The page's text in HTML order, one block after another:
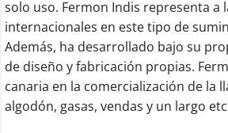
solo uso. Fermon Indis representa a
internacionales en este tipo de
Además, ha desarrollado bajo su
de diseño y fabricación propias.
canaria en la comercialización de la
algodón, gasas, vendas y un largo